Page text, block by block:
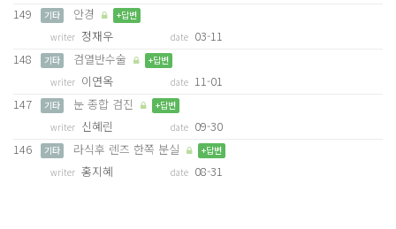
149
기타 안경
+답변
writer 정재우 date 03-11
148
기타 검열반수술
+답변
writer 이연옥 date 11-01
147
기타 눈 종합 검진
+답변
writer 신혜린 date 09-30
146
기타 라식후 렌즈 한쪽 분실
+답변
writer 홍지혜 date 08-31